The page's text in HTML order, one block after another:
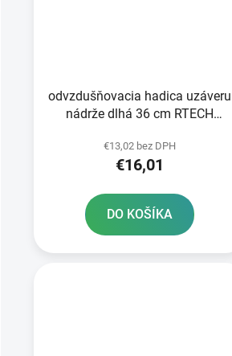
odvzdušňovacia hadica uzáveru
nádrže dlhá 36 cm RTECH
€13,02 bez DPH
€16,01
DO KOŠÍKA